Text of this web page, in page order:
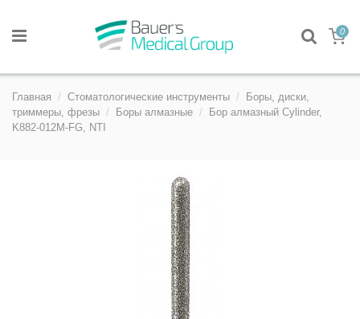
0
Главная Стоматологические инструменты
Боры, диски,
триммеры, фрезы
Боры алмазные
Бор алмазный Cylinder,
K882-012M-FG, NTI